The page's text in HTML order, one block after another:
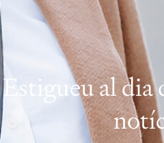
DE GOVERN
INFORMÀTICA I NOVES
TECNOLOGIES
DE FEINA
ALERTES
FARMACÈUTIQUES
R
CARNET
COL·LEGIAT
Estigueu al dia